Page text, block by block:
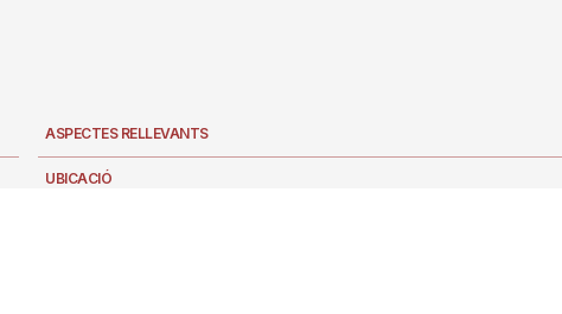
ASPECTES RELLEVANTS
UBICACIÓ